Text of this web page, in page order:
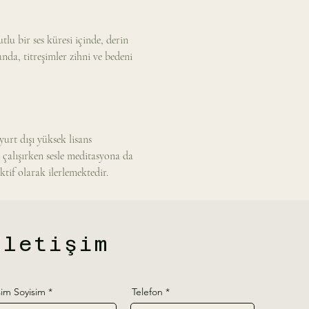
bir ses küresi içinde, derin
titreşimler zihni ve bedeni
dışı yüksek lisans
sesle meditasyona da
olarak ilerlemektedir.
Soyisim Telefon